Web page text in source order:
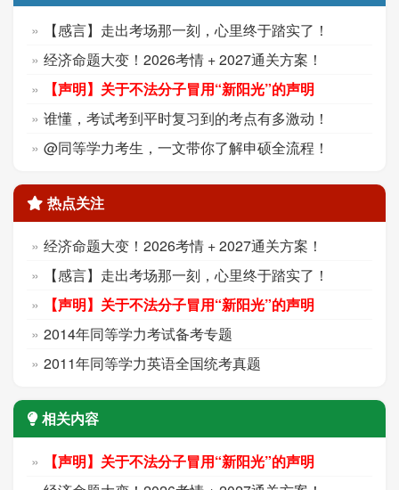
【感言】走出考场那一刻，心里终于踏实了！
经济命题大变！2026考情 + 2027通关方案！
【声明】关于不法分子冒用“新阳光”的声明
谁懂，考试考到平时复习到的考点有多激动！
@同等学力考生，一文带你了解申硕全流程！
热点关注
经济命题大变！2026考情 + 2027通关方案！
【感言】走出考场那一刻，心里终于踏实了！
【声明】关于不法分子冒用“新阳光”的声明
2014年同等学力考试备考专题
2011年同等学力英语全国统考真题
相关内容
【声明】关于不法分子冒用“新阳光”的声明